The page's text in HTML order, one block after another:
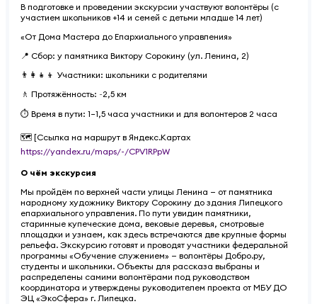
В подготовке и проведении экскурсии участвуют волонтёры (с
участием школьников +14 и семей с детьми младше 14 лет)
«От Дома Мастера до Епархиального управления»
📍 Сбор: у памятника Виктору Сорокину (ул. Ленина, 2)
👨‍👩‍👧‍👦 Участники: школьники с родителями
🚶 Протяжённость: ~2,5 км
⏱ Время в пути: 1–1,5 часа участники и для волонтеров 2 часа
🗺 [Ссылка на маршрут в Яндекс.Картах
https://yandex.ru/maps/-/CPV1RPpW
О чём экскурсия
Мы пройдём по верхней части улицы Ленина — от памятника
народному художнику Виктору Сорокину до здания Липецкого
епархиального управления. По пути увидим памятники,
старинные купеческие дома, вековые деревья, смотровые
площадки и узнаем, как здесь встречаются две крупные формы
рельефа. Экскурсию готовят и проводят участники федеральной
программы «Обучение служением» — волонтёры Добро.ру,
студенты и школьники. Объекты для рассказа выбраны и
распределены самими волонтёрами под руководством
координатора и утверждены руководителем проекта от МБУ ДО
ЭЦ «ЭкоСфера» г. Липецка.